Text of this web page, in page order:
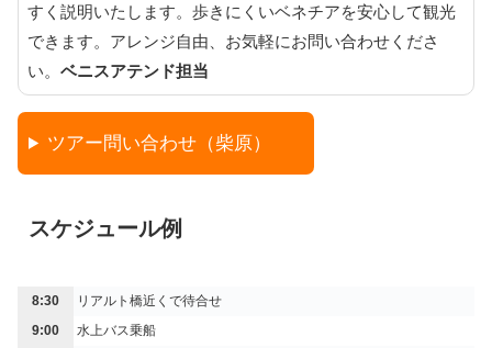
すく説明いたします。歩きにくいベネチアを安心して観光
できます。アレンジ自由、お気軽にお問い合わせくださ
い。 ベニスアテンド担当
ツアー問い合わせ（柴原）
スケジュール例
8:30
リアルト橋近くで待合せ
9:00
水上バス乗船